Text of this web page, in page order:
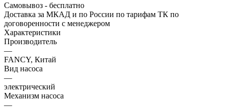
Самовывоз - бесплатно
Доставка за МКАД и по России по тарифам ТК по
договоренности с менеджером
Характеристики
Производитель
—
FANCY, Китай
Вид насоса
—
электрический
Механизм насоса
—